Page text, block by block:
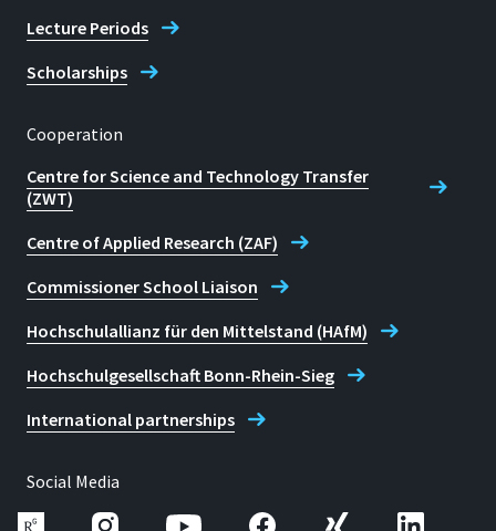
Lecture Periods
Scholarships
Cooperation
Centre for Science and Technology Transfer
(ZWT)
Centre of Applied Research (ZAF)
Commissioner School Liaison
Hochschulallianz für den Mittelstand (HAfM)
Hochschulgesellschaft Bonn-Rhein-Sieg
International partnerships
Social Media